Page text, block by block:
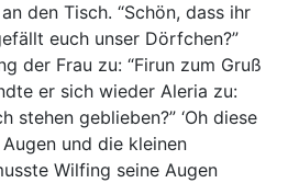
den Tisch. “Schön, dass ihr
euch unser Dörfchen?”
der Frau zu: “Firun zum Gruß
er sich wieder Aleria zu:
stehen geblieben?” ‘Oh diese
und die kleinen
Wilfing seine Augen